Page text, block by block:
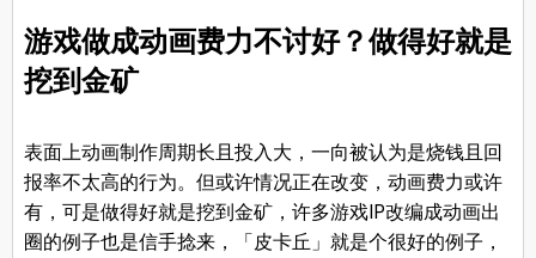
游戏做成动画费力不讨好？做得好就是
挖到金矿
表面上动画制作周期长且投入大，一向被认为是烧钱且回
报率不太高的行为。但或许情况正在改变，动画费力或许
有，可是做得好就是挖到金矿，许多游戏IP改编成动画出
圈的例子也是信手捻来，「皮卡丘」就是个很好的例子，